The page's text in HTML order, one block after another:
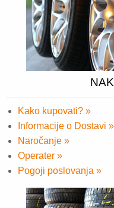
Kako kupovati? »
Informacije o Dostavi »
Naročanje »
Operater »
Pogoji poslovanja »